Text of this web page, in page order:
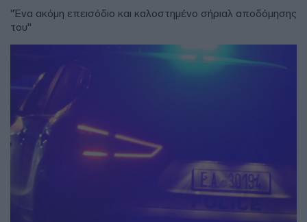
"Ένα ακόμη επεισόδιο και καλοστημένο σήριαλ αποδόμησης
του"